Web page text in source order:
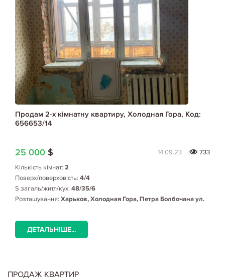
Продам 2-х кімнатну квартиру, Холодная Гора, Код:
656653/14
25 000 $ 14.09.23
733
Кількість кімнат: 2
Поверх/поверховість: 4/4
S загаль/житл/кух: 48/35/6
Розташування: Харьков, Холодная Гора, Петра Болбочана ул.
ДЕТАЛЬНІШЕ...
ПРОДАЖ КВАРТИР